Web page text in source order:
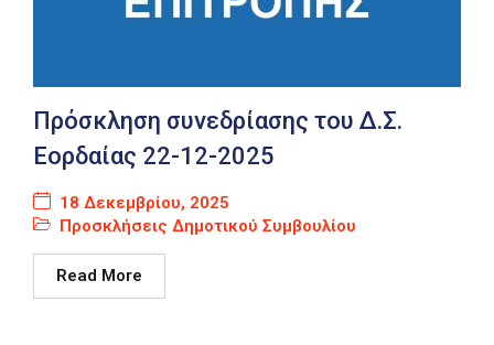
Πρόσκληση συνεδρίασης του Δ.Σ.
Εορδαίας 22-12-2025
18 Δεκεμβρίου, 2025
Προσκλήσεις Δημοτικού Συμβουλίου
Read More